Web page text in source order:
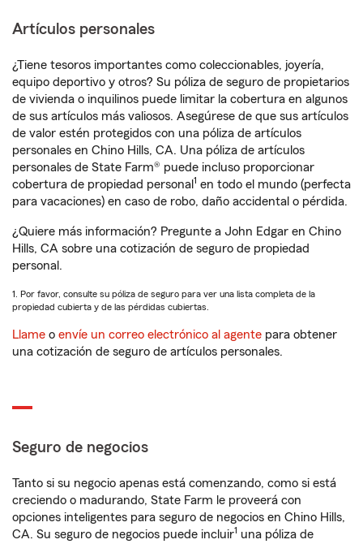
Artículos personales
¿Tiene tesoros importantes como coleccionables, joyería,
equipo deportivo y otros? Su póliza de seguro de propietarios
de vivienda o inquilinos puede limitar la cobertura en algunos
de sus artículos más valiosos. Asegúrese de que sus artículos
de valor estén protegidos con una póliza de artículos
personales en Chino Hills, CA. Una póliza de artículos
personales de State Farm® puede incluso proporcionar
cobertura de propiedad personal 1 en todo el mundo (perfecta
para vacaciones) en caso de robo, daño accidental o pérdida.
¿Quiere más información? Pregunte a John Edgar en Chino
Hills, CA sobre una cotización de seguro de propiedad
personal.
1. Por favor, consulte su póliza de seguro para ver una lista completa de la
propiedad cubierta y de las pérdidas cubiertas.
Llame o envíe un correo electrónico al agente para obtener
una cotización de seguro de artículos personales.
Seguro de negocios
Tanto si su negocio apenas está comenzando, como si está
creciendo o madurando, State Farm le proveerá con
opciones inteligentes para seguro de negocios en Chino Hills,
CA. Su seguro de negocios puede incluir1 una póliza de